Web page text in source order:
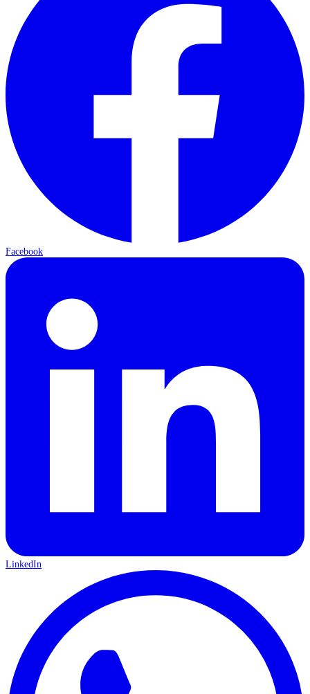
Facebook
LinkedIn